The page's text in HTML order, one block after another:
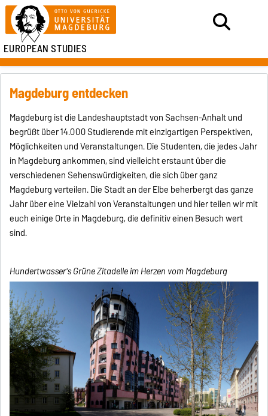
EUROPEAN STUDIES
Magdeburg entdecken
Magdeburg ist die Landeshauptstadt von Sachsen-Anhalt und
begrüßt über 14.000 Studierende mit einzigartigen Perspektiven,
Möglichkeiten und Veranstaltungen.Die Studenten, die jedes Jahr
in Magdeburg ankommen, sind vielleicht erstaunt über die
verschiedenen Sehenswürdigkeiten, die sich über ganz
Magdeburg verteilen. Die Stadt an der Elbe beherbergt das ganze
Jahr über eine Vielzahl von Veranstaltungen und hier teilen wir mit
euch einige Orte in Magdeburg, die definitiv einen Besuch wert
sind.
Hundertwasser's Grüne Zitadelle im Herzen vom Magdeburg